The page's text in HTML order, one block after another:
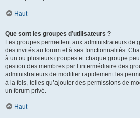
Haut
Que sont les groupes d’utilisateurs ?
Les groupes permettent aux administrateurs de
des invités au forum et à ses fonctionnalités.
à un ou plusieurs groupes et chaque groupe
gestion des membres par l’intermédiaire des
administrateurs de modifier rapidement les
à la fois, telles qu’ajouter des permissions de
un forum privé.
Haut